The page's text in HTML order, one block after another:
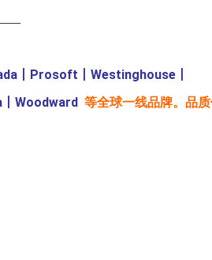
Prosoft Westinghouse
Woodward 等全球一线品牌。品